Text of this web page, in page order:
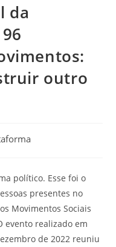
da
outro
político. Esse foi o
presentes no
Movimentos Sociais
evento realizado em
de 2022 reuniu